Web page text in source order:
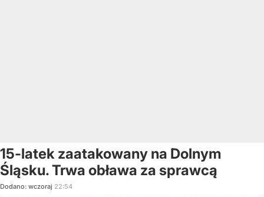
15-latek zaatakowany na Dolnym
Śląsku. Trwa obława za sprawcą
Dodano: wczoraj 22:54